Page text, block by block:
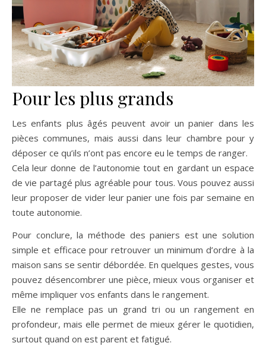
Pour les plus grands
Les enfants plus âgés peuvent avoir un panier dans les
pièces communes, mais aussi dans leur chambre pour y
déposer ce qu’ils n’ont pas encore eu le temps de ranger.
Cela leur donne de l’autonomie tout en gardant un espace
de vie partagé plus agréable pour tous. Vous pouvez aussi
leur proposer de vider leur panier une fois par semaine en
toute autonomie.
Pour conclure, la méthode des paniers est une solution
simple et efficace pour retrouver un minimum d’ordre à la
maison sans se sentir débordée. En quelques gestes, vous
pouvez désencombrer une pièce, mieux vous organiser et
même impliquer vos enfants dans le rangement.
Elle ne remplace pas un grand tri ou un rangement en
profondeur, mais elle permet de mieux gérer le quotidien,
surtout quand on est parent et fatigué.